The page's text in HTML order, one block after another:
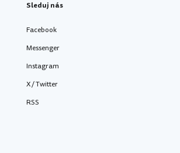
Sleduj nás
Facebook
Messenger
Instagram
X / Twitter
RSS